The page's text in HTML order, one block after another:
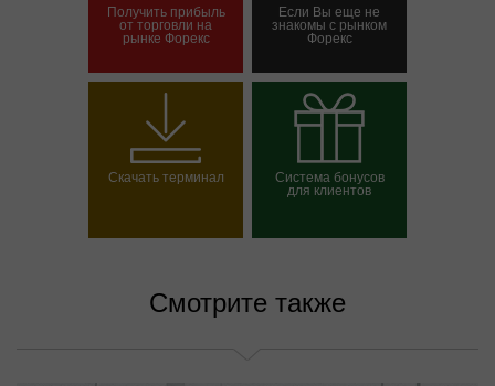
Получить прибыль
от торговли на
рынке Форекс
счет
Если Вы еще не
знакомы с рынком
Форекс
Открыть демосчет
Скачать терминал Система бонусов
для клиентов
Смотрите также